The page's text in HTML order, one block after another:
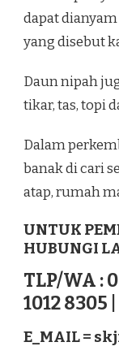
dapat
yang disebut
Daun nipah
tikar, tas, topi
Dalam
banak di cari
atap, rumah
UNTUK
HUBUNGI
TLP/WA :
1012 8305
E_MAIL =